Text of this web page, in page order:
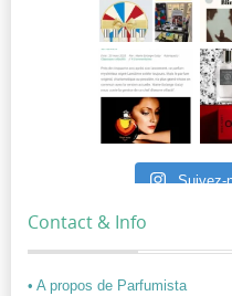
Suivez-
Contact & Info
• A propos de Parfumista